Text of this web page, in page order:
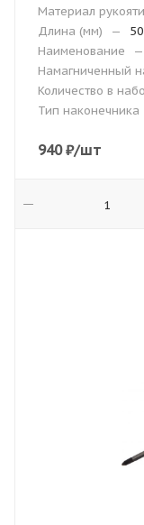
Материал рукояти
Длина (мм)
—
Наименование
—
Намагниченный
Количество в
Тип наконечника
940₽/шт